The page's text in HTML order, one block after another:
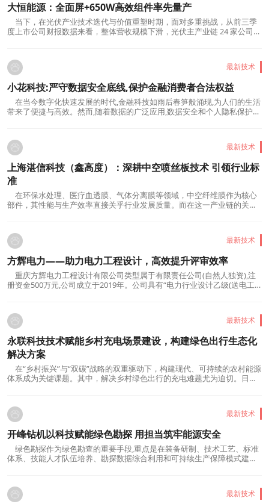
大恒能源：全面屏+650W高效组件率先量产
当下，在光伏产业技术迭代与价值重塑时期，面对多重挑战，从前三季
度上市公司财报数据来看，整体营收规模下滑，光伏主产业链 24 家公司，
市公司特别是头部企业，凭借其规模优势、技术积...
最新技术
小花科技:严守数据安全底线,保护金融消费者合法权益
在当今数字化快速发展的时代,金融科技如雨后春笋般涌现,为人们的生活
带来了便捷与高效。然而,随着数据的广泛应用,数据安全和个人隐私保护问
放在首位,以严守数据安全底线为己任。小花...
最新技术
上海湛信科技（鑫高度）：深耕中空喷丝板技术 引领行业标
准
在环保水处理、医疗血透膜、气体分离膜等领域，中空纤维膜作为核心
部件，其性能与生产效率直接关乎行业发展质量。而在这一产业链的关键
者，不仅推动产品性能迭代升级，更牵头制定行业标...
最新技术
方辉电力——助力电力工程设计，高效提升评审效率
重庆方辉电力工程设计有限公司类型属于有限责任公司(自然人独资),注
册资金500万元,公司成立于2019年。公司具有“电力行业设计乙级(送电工
务,有充足的技术储备,并且有多名担任过各电压...
最新技术
永联科技技术赋能乡村充电场景建设，构建绿色出行生态化
解决方案
在“乡村振兴”与“双碳”战略的双重驱动下，构建现代、可持续的农村能源
体系成为关键课题。其中，解决乡村绿色出行的充电难题尤为迫切。日
相，为破解乡村充电困境、点亮绿色出行未来提供...
最新技术
开峰钻机以科技赋能绿色勘探 用担当筑牢能源安全
绿色勘探作为绿色勘查的重要手段,重点是在装备研制、技术工艺、标准
体系、技能人才队伍培养、勘探数据综合利用和可持续生产保障模式建立
对于我国生态文明建设、高质量发展、智慧矿山...
最新技术